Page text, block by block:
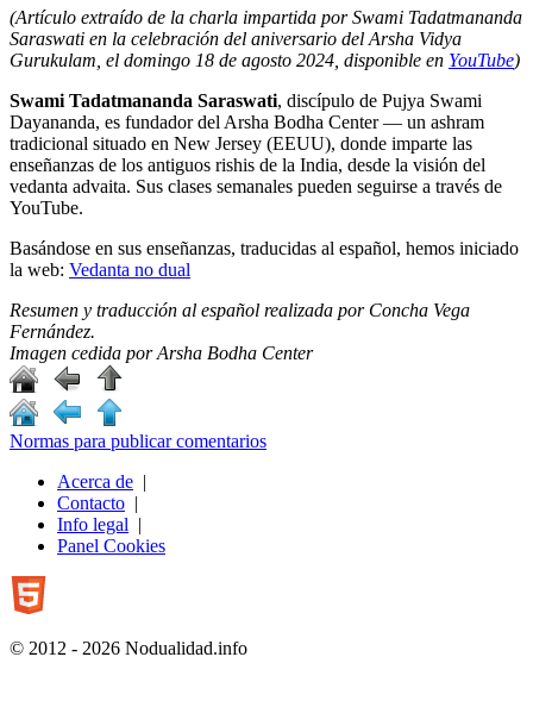
(Artículo extraído de la charla impartida por Swami Tadatmananda
Saraswati en la celebración del aniversario del Arsha Vidya
Gurukulam, el domingo 18 de agosto 2024, disponible en YouTube)
Swami Tadatmananda Saraswati, discípulo de Pujya Swami
Dayananda, es fundador del Arsha Bodha Center — un ashram
tradicional situado en New Jersey (EEUU), donde imparte las
enseñanzas de los antiguos rishis de la India, desde la visión del
vedanta advaita. Sus clases semanales pueden seguirse a través de
YouTube.
Basándose en sus enseñanzas, traducidas al español, hemos iniciado
la web: Vedanta no dual
Resumen y traducción al español realizada por Concha Vega
Fernández.
Imagen cedida por Arsha Bodha Center
Normas para publicar comentarios
Acerca de |
Contacto |
Info legal |
Panel Cookies
© 2012 - 2026 Nodualidad.info